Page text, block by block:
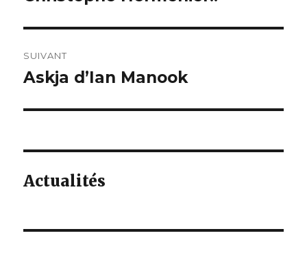
SUIVANT
Article
Askja d’Ian Manook
Actualités